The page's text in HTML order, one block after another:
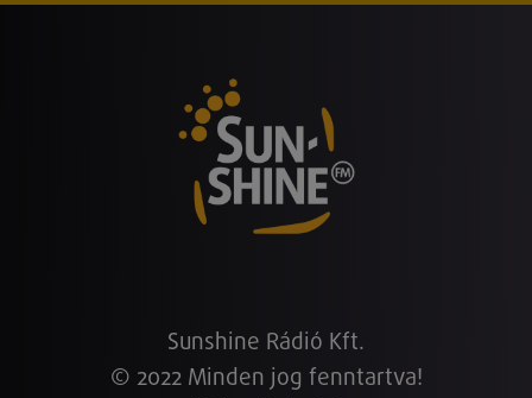
Sunshine Rádió Kft.
© 2022 Minden jog fenntartva!